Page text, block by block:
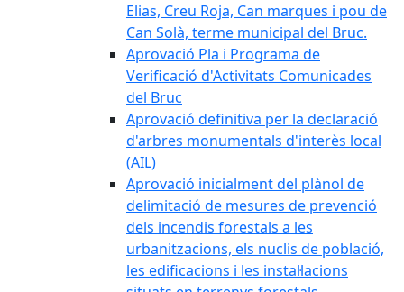
Elias, Creu Roja, Can marques i pou de
Can Solà, terme municipal del Bruc.
Aprovació Pla i Programa de
Verificació d'Activitats Comunicades
del Bruc
Aprovació definitiva per la declaració
d'arbres monumentals d'interès local
(AIL)
Aprovació inicialment del plànol de
delimitació de mesures de prevenció
dels incendis forestals a les
urbanitzacions, els nuclis de població,
les edificacions i les instal·lacions